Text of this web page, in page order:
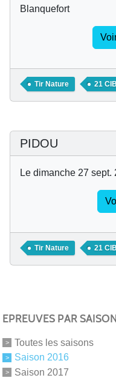
Blanquefort
Tir Nature 21
PIDOU
Le dimanche 27 sept.
Tir Nature 21
EPREUVES PAR
Toutes les saisons
Saison 2016
Saison 2017